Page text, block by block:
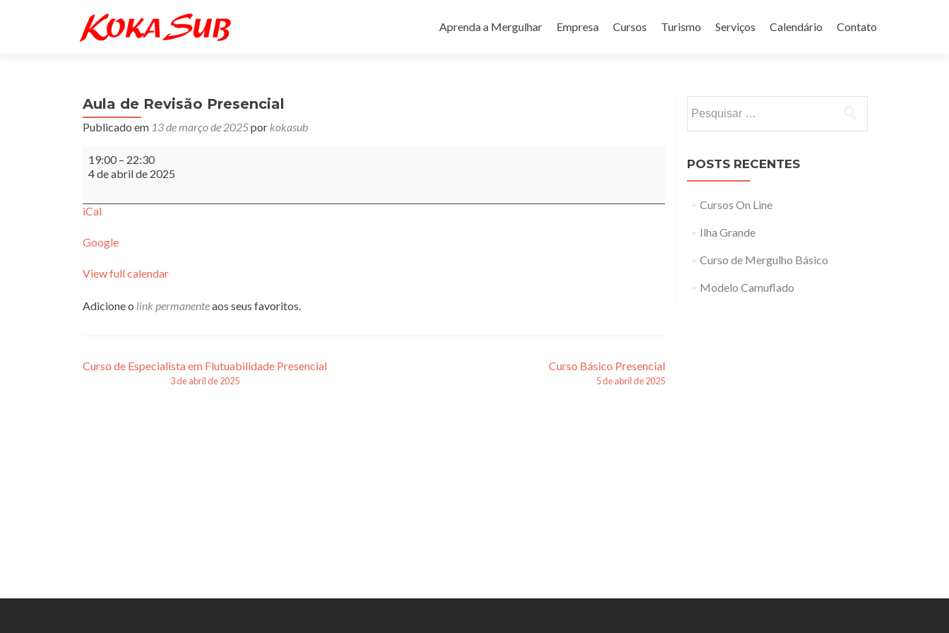
para
Aprenda a Mergulhar Empresa Cursos Turismo Serviços Calendário Contato
Aula de Revisão Presencial
Publicado em 13 de março de 2025por kokasub
Aula
de
Revisão
19:00 – 22:30
4 de abril de 2025
iCal
Google
View full calendar
Adicione o link permanenteaos seus favoritos.
Navegação
Curso de Especialista em Flutuabilidade Presencial
3 de abril de 2025
Curso Básico Presencial
5 de abril de 2025
por:
POSTS RECENTES
Cursos On Line
Ilha Grande
Curso de Mergulho Básico
Modelo Camuflado